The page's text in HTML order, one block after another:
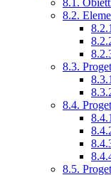
8.1.
8.2.
8.3.
8.4.
8.5.